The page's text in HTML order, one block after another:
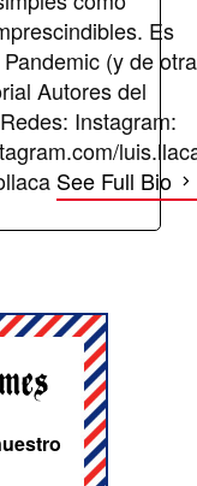
Es
(y de
Autores del
Instagram:
See Full Bio